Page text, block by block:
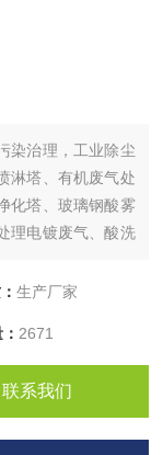
染治理，工业除尘
淋塔、有机废气处
化塔、玻璃钢酸雾
理电镀废气、酸洗
生产厂家
2671
联系我们